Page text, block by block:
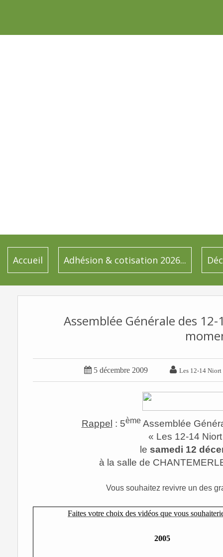
Accueil Adhésion & cotisation 2026...
Assemblée Générale des
 5 décembre 2009  Les 12-14 Niort
Rappel : 5èmeAssemblée
« Les 12-14
le samedi 12
à la salle de
Vous souhaitez revivre un des
Faites votre choix des vidéos que vous
2005